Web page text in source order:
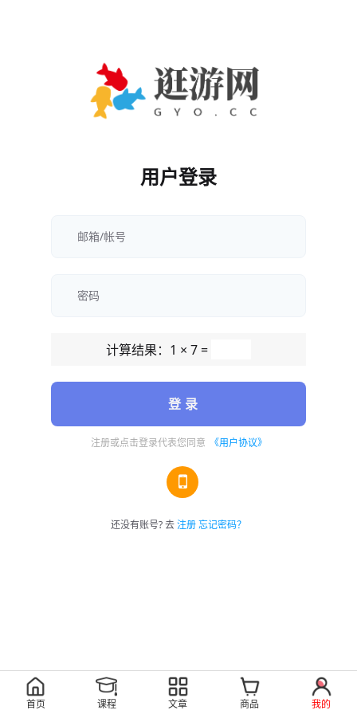
用户登录
计算结果：1 × 7 =
登 录
注册或点击登录代表您同意 《用户协议》
还没有账号? 去注册忘记密码？
首页 课程 文章 商品 我的